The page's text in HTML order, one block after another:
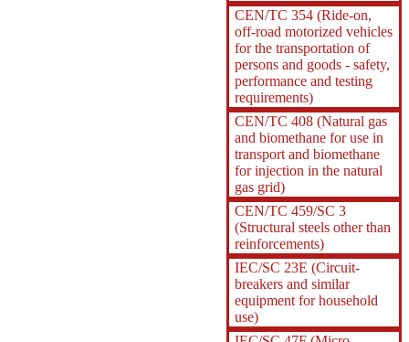
CEN/TC 354 (Ride-on,
off-road motorized vehicles
for the transportation of
persons and goods - safety,
performance and testing
requirements)
CEN/TC 408 (Natural gas
and biomethane for use in
transport and biomethane
for injection in the natural
gas grid)
CEN/TC 459/SC 3
(Structural steels other than
reinforcements)
IEC/SC 23E (Circuit-
breakers and similar
equipment for household
use)